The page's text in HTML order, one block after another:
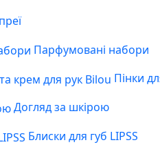
Парфумовані набори
Пінки
Догляд за шкірою
Блиски для губ LIPSS